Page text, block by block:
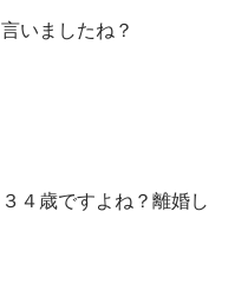
いましたね？
４歳ですよね？離婚し